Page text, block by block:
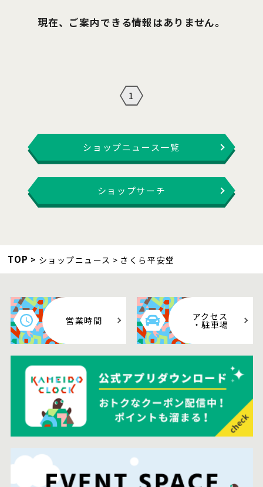
現在、ご案内できる情報はありません。
1
ショップニュース一覧
ショップサーチ
TOP ショップニュース さくら平安堂
営業時間 アクセス
・駐車場